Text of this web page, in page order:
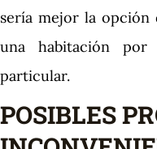
sería mejor la opción
una habitación
particular.
POSIBLES